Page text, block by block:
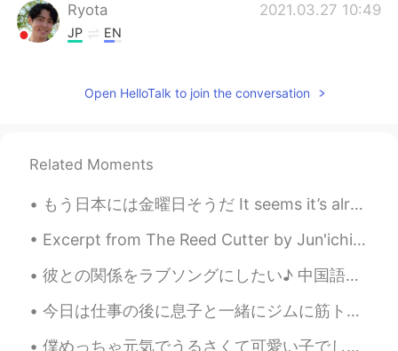
Ryota 2021.03.27 10:49
JP EN
完璧です！
kittynyc 2021.03.27 10:45
いします。💕📝
Open HelloTalk to join the conversation
Related Moments
もう日本には金曜日そうだ It seems it’s already Friday in Japan 良い週末の始まりになりますように Hope you have a good start t...
Excerpt from The Reed Cutter by Jun'ichirō Tanizaki. I had always thought the view would be like...
彼との関係をラブソングにしたい♪ 中国語に聞き慣れるため、中国人の友達に毎日中国の曲を勧められてる。彼の音楽のセンスはいいから、毎回プレイリストに保存してる^ ^ いつも彼からの連絡を待つと音...
今日は仕事の後に息子と一緒にジムに筋トレした Today after work my son and I worked out at the gym 休憩に息子は軽食を食べて、とても元気になっ...
僕めっちゃ元気でうるさくて可愛い子でした🥰 (お父さんおらんかったからおじいちゃんはお父さんようなもんやった、2年前ほどに亡くなりましたけど、、お母さん美人で嬉しい〜！ちょっといい遺伝子もらっ...